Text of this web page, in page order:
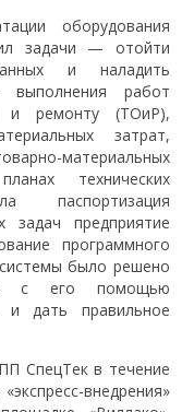
оборудования
задачи — отойти
и наладить
выполнения работ
и ремонту (ТОиР),
затрат,
материальных
технических
паспортизация
задач предприятие
программного
было решено
с его помощью
и дать правильное
СпецТек в течение
внедрения»